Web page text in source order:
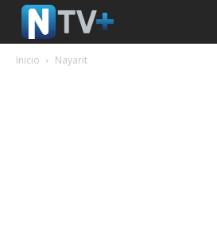
Inicio Nayarit